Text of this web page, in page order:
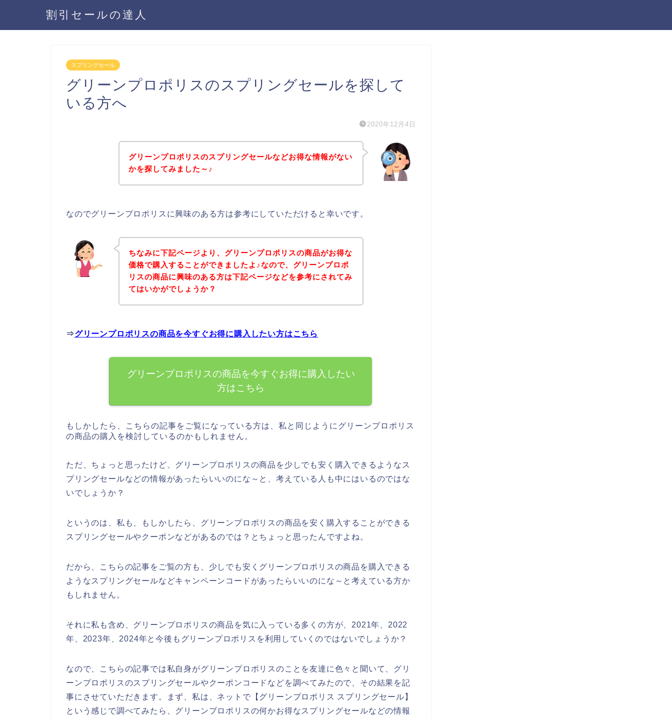
割引セールの達人
スプリングセール
グリーンプロポリスのスプリングセールを探して
いる方へ
2020年12月4日
グリーンプロポリスのスプリングセールなどお得な情報がない
かを探してみました～♪
なのでグリーンプロポリスに興味のある方は参考にしていただけると幸いです。
ちなみに下記ページより、グリーンプロポリスの商品がお得な
価格で購入することができましたよ♪なので、グリーンプロポ
リスの商品に興味のある方は下記ページなどを参考にされてみ
てはいかがでしょうか？
⇒グリーンプロポリスの商品を今すぐお得に購入したい方はこちら
グリーンプロポリスの商品を今すぐお得に購入したい
方はこちら
もしかしたら、こちらの記事をご覧になっている方は、私と同じようにグリーンプロポリス
の商品の購入を検討しているのかもしれません。
ただ、ちょっと思ったけど、グリーンプロポリスの商品を少しでも安く購入できるようなス
プリングセールなどの情報があったらいいのにな～と、考えている人も中にはいるのではな
いでしょうか？
というのは、私も、もしかしたら、グリーンプロポリスの商品を安く購入することができる
スプリングセールやクーポンなどがあるのでは？とちょっと思ったんですよね。
だから、こちらの記事をご覧の方も、少しでも安くグリーンプロポリスの商品を購入できる
ようなスプリングセールなどキャンペーンコードがあったらいいのにな～と考えている方か
もしれません。
それに私も含め、グリーンプロポリスの商品を気に入っている多くの方が、2021年、2022
年、2023年、2024年と今後もグリーンプロポリスを利用していくのではないでしょうか？
なので、こちらの記事では私自身がグリーンプロポリスのことを友達に色々と聞いて、グリ
ーンプロポリスのスプリングセールやクーポンコードなどを調べてみたので、その結果を記
事にさせていただきます。まず、私は、ネットで【グリーンプロポリス スプリングセール】
という感じで調べてみたら、グリーンプロポリスの何かお得なスプリングセールなどの情報